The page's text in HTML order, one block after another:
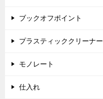
ブックオフポイント
プラスティッククリーナー
モノレート
仕入れ